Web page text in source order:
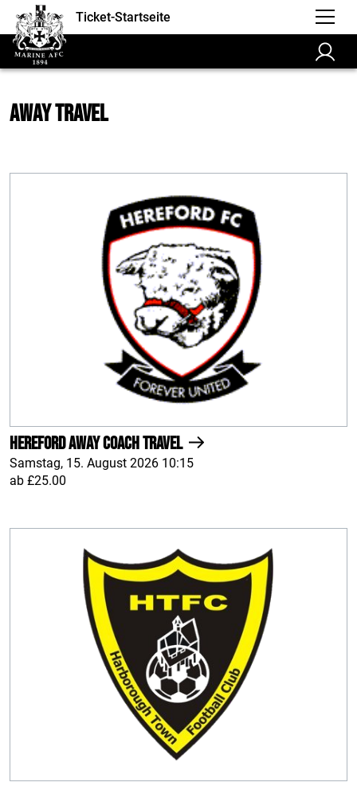
Ticket-Startseite
Away Travel
Hereford AWAY Coach Travel
Samstag, 15. August 2026 10:15
ab £25.00